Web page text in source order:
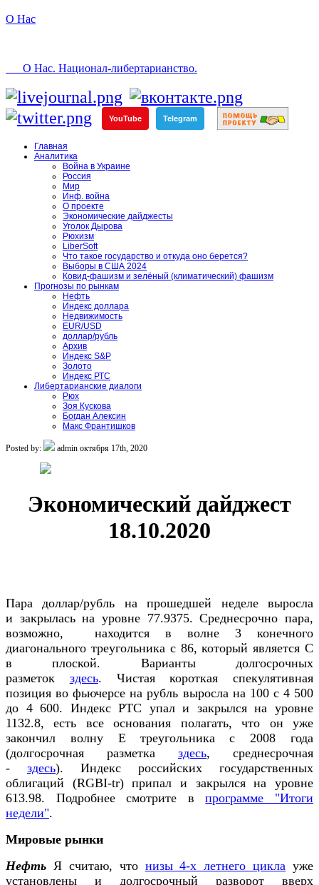
О Нас
О Нас. Национал-либертарианство.
YouTube Telegram
Главная
Аналитика
Война в Украине
Россия
Мир
Инф. война
О проекте
Экономические дайджесты
Уголок Дырова
Рюхизм
LiberSoft
Что такое государство и откуда оно берется?
Выборы в США 2024
Ковид-фашизм и зелёный (климатический) фашизм
Прогнозы по рынкам
Нефть
Индекс доллара
Недвижимость
EUR/USD
доллар/рубль
Архив
Индекс S&P
Золото
Индекс РТС
Либертарианские диалоги
Рюх
Зоя Кускова
Богдан Алексин
Макс Франтишков
Posted by: admin октября 17th, 2020
Экономический дайджест
18.10.2020
Пара доллар/рубль на прошедшей неделе выросла
и закрылась на уровне 77.9375. Среднесрочно пара,
возможно, находится в волне 3 конечного
диагонального треугольника с 86, который является С
в плоской. Варианты долгосрочных
разметок здесь. Чистая короткая спекулятивная
позиция во фьючерсе на рубль выросла на 100 с 4 500
до 4 600. Индекс РТС упал и закрылся на уровне
1132.8, есть все основания полагать, что он уже
закончил волну Е треугольника с 2008 года
(долгосрочная разметка здесь, среднесрочная
- здесь). Индекс российских государственных
облигаций (RGBI-tr) припал и закрылся на уровне
613.98. Подробнее смотрите впрограмме "Итоги
недели".
Мировые рынки
Нефть Я считаю, что низы 4-х летнего цикла уже
установлены и долгосрочный разворот вверх